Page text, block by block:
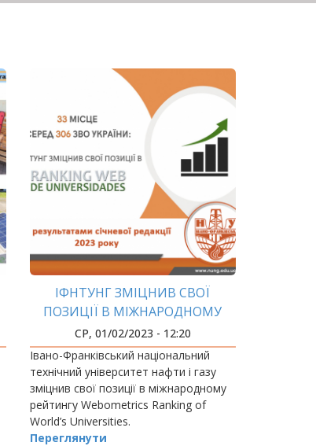
ІФНТУНГ ЗМІЦНИВ СВОЇ
ПОЗИЦІЇ В МІЖНАРОДНОМУ
РЕЙТИНГУ WEBOMETRICS
СР, 01/02/2023 - 12:20
Івано-Франківський національний
технічний університет нафти і газу
зміцнив свої позиції в міжнародному
рейтингу Webometrics Ranking of
World’s Universities.
Переглянути